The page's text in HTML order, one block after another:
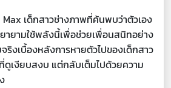
Max เด็กสาวช่างภาพที่ค้นพบว่าตัวเอง
ายามใช้พลังนี้เพื่อช่วยเพื่อนสนิทอย่าง
ริงเบื้องหลังการหายตัวไปของเด็กสาว
ดูเงียบสงบ แต่กลับเต็มไปด้วยความ